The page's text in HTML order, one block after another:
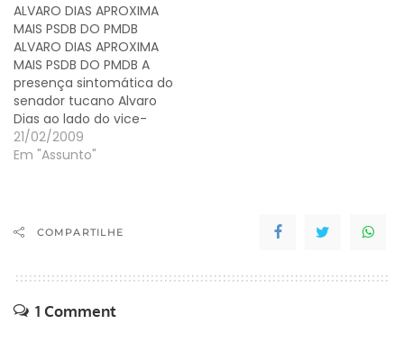
ALVARO DIAS APROXIMA
MAIS PSDB DO PMDB
ALVARO DIAS APROXIMA
MAIS PSDB DO PMDB A
presença sintomática do
senador tucano Alvaro
Dias ao lado do vice-
governador Orlando
Pessuti neste sábado
lenha na fogueira das
prepare fisicamente…
21/02/2009
Em "Assunto"
COMPARTILHE
1 Comment